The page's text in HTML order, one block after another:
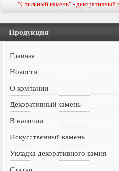
"Стильный камень" - декоративный
Продукция
Главная
Новости
О компании
Декоративный камень
В наличии
Искусственный камень
Укладка декоративного камня